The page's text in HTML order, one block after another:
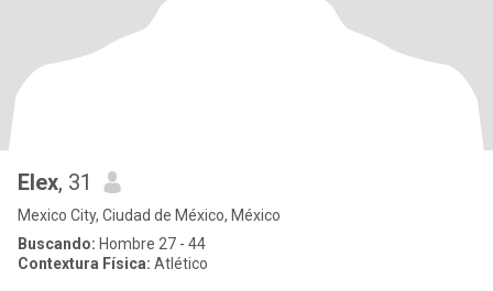
Elex, 31
Mexico City, Ciudad de México, México
Buscando: Hombre 27 - 44
Contextura Física: Atlético